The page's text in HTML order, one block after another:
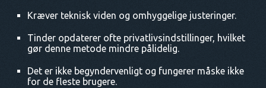
Kræver teknisk viden og omhyggelige justeringer.
Tinder opdaterer ofte privatlivsindstillinger, hvilket
gør denne metode mindre pålidelig.
Det er ikke begyndervenligt og fungerer måske ikke
for de fleste brugere.